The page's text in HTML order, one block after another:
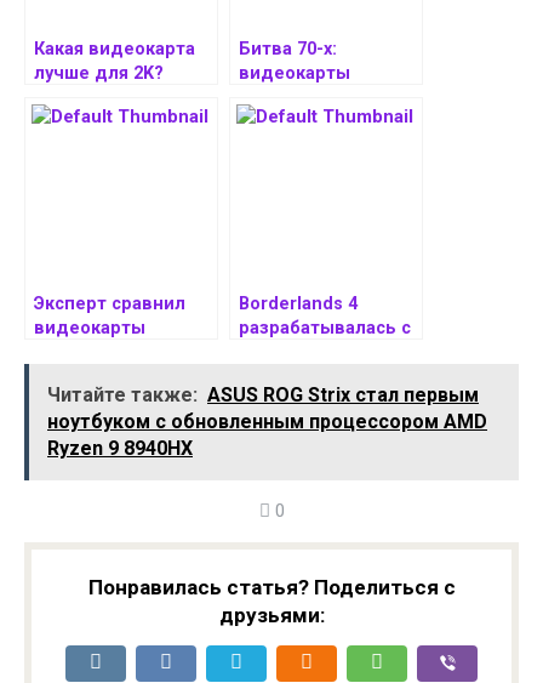
Какая видеокарта
лучше для 2K?
сравнили с GeForce
Битва 70-х:
видеокарты
RTX 3070, RTX 4070
Эксперт сравнил
видеокарты
и RTX 5080 в 9 играх
в 2K
Borderlands 4
разрабатывалась с
Nintendo Switch 2
Читайте также: ASUS ROG Strix стал первым
ноутбуком с обновленным процессором AMD
Ryzen 9 8940HX
0
Понравилась статья? Поделиться с
друзьями: